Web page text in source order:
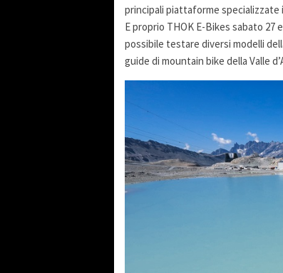
principali piattaforme specializzate
E proprio THOK E-Bikes sabato 27
possibile testare diversi modelli
guide di mountain bike della Valle